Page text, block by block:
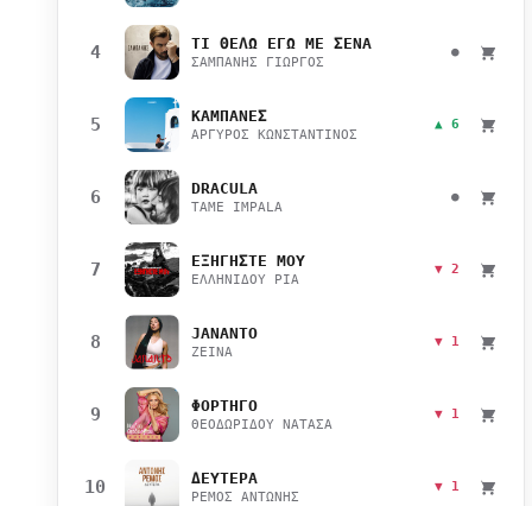
4 ΤΙ ΘΕΛΩ ΕΓΩ ΜΕ ΣΕΝΑ
ΣΑΜΠΑΝΗΣ ΓΙΩΡΓΟΣ
●
5 ΚΑΜΠΑΝΕΣ
ΑΡΓΥΡΟΣ ΚΩΝΣΤΑΝΤΙΝΟΣ
▲ 6
6 DRACULA
TAME IMPALA
●
7 ΕΞΗΓΗΣΤΕ ΜΟΥ
ΕΛΛΗΝΙΔΟΥ ΡΙΑ
▼ 2
8 JANANTO
ZEINA
▼ 1
9 ΦΟΡΤΗΓΟ
ΘΕΟΔΩΡΙΔΟΥ ΝΑΤΑΣΑ
▼ 1
10 ΔΕΥΤΕΡΑ
ΡΕΜΟΣ ΑΝΤΩΝΗΣ
▼ 1